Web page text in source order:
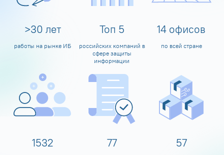
>30 лет
работы на рынке ИБ
Топ 5
российских компаний в
сфере защиты
информации
14 офисов
по всей стране
1600 80 60